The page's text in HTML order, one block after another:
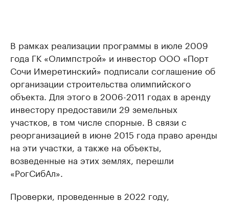
В рамках реализации программы в июле 2009
года ГК «Олимпстрой» и инвестор ООО «Порт
Сочи Имеретинский» подписали соглашение об
организации строительства олимпийского
объекта. Для этого в 2006-2011 годах в аренду
инвестору предоставили 29 земельных
участков, в том числе спорные. В связи с
реорганизацией в июне 2015 года право аренды
на эти участки, а также на объекты,
возведенные на этих землях, перешли
«РогСибАл».
Проверки, проведенные в 2022 году,